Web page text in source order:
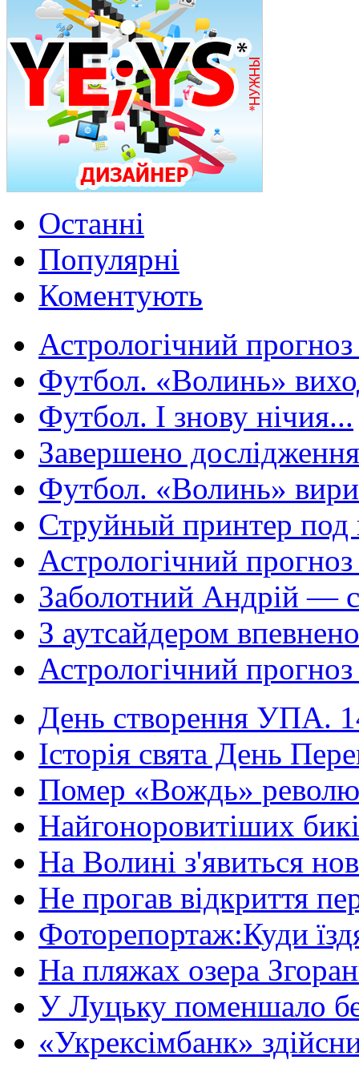
Останні
Популярні
Коментують
Астрологічний
Футбол. «Волинь»
Футбол. І знову нічия...
Завершено
Футбол. «Волинь»
Струйный принтер под
Астрологічний
Заболотний Андрій —
З аутсайдером
Астрологічний
День створення УПА.
Історія свята День
Помер «Вождь»
Найгоноровитіших
На Волині з'явиться
Не прогав відкриття
Фоторепортаж:Куди
На пляжах озера
У Луцьку поменшало
«Укрексімбанк»